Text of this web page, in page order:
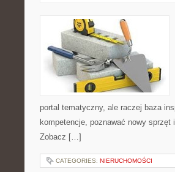
portal tematyczny, ale raczej baza
kompetencje, poznawać nowy
Zobacz […]
CATEGORIES: NIERUCHOMOŚCI